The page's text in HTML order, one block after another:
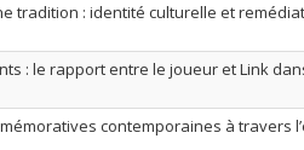
tradition : identité culturelle et
: le rapport entre le joueur et Link
contemporaines à travers